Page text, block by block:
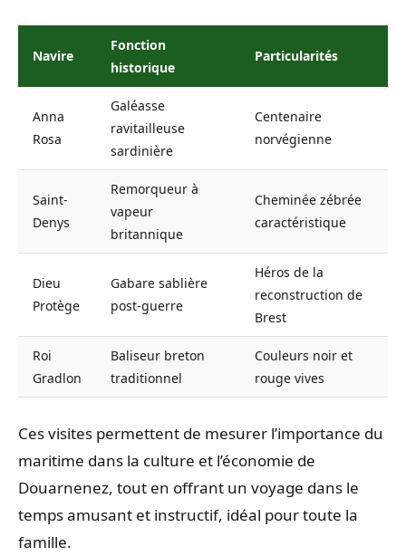
Navire
Fonction
historique
Particularités
Anna
Rosa
Galéasse
ravitailleuse
sardinière
Centenaire
norvégienne
Saint-
Denys
Remorqueur à
vapeur
britannique
Cheminée zébrée
caractéristique
Dieu
Protège
Gabare sablière
post-guerre
Héros de la
reconstruction de
Brest
Roi
Gradlon
Baliseur breton
traditionnel
Couleurs noir et
rouge vives
Ces visites permettent de mesurer l’importance du
maritime dans la culture et l’économie de
Douarnenez, tout en offrant un voyage dans le
temps amusant et instructif, idéal pour toute la
famille.